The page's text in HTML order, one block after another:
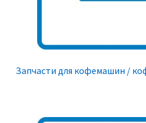
Запчасти для кофемашин /